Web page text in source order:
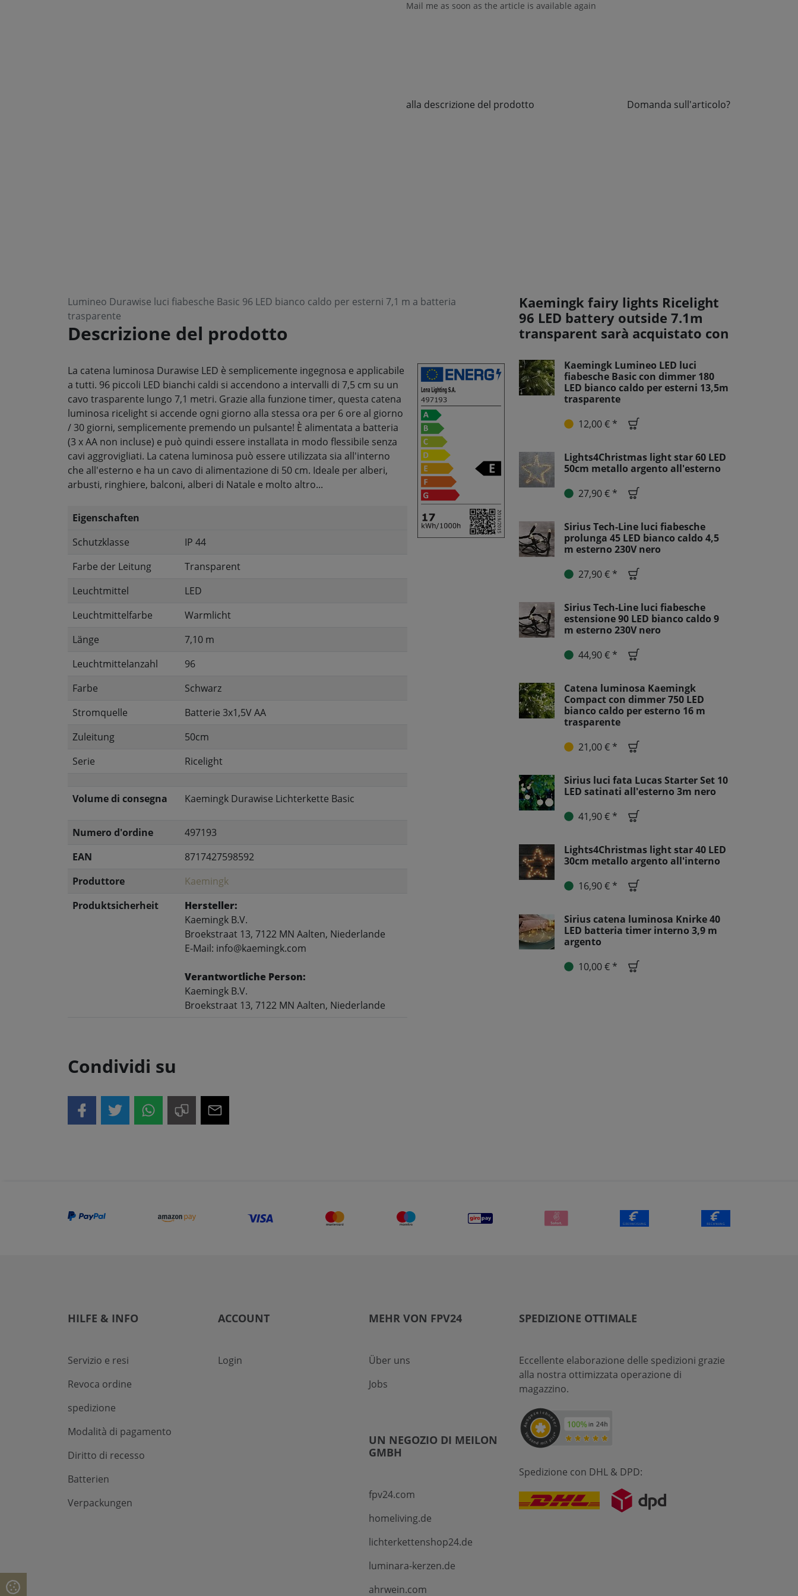
Mail me as soon as the article is available again
alla descrizione del prodotto Domanda sull'articolo?
Lumineo Durawise luci fiabesche Basic 96 LED bianco caldo per esterni 7,1 m a batteria
trasparente
Descrizione del prodotto
La catena luminosa Durawise LED è semplicemente ingegnosa e applicabile
a tutti. 96 piccoli LED bianchi caldi si accendono a intervalli di 7,5 cm su un
cavo trasparente lungo 7,1 metri. Grazie alla funzione timer, questa catena
luminosa ricelight si accende ogni giorno alla stessa ora per 6 ore al giorno
/ 30 giorni, semplicemente premendo un pulsante! È alimentata a batteria
(3 x AA non incluse) e può quindi essere installata in modo flessibile senza
cavi aggrovigliati. La catena luminosa può essere utilizzata sia all'interno
che all'esterno e ha un cavo di alimentazione di 50 cm. Ideale per alberi,
arbusti, ringhiere, balconi, alberi di Natale e molto altro...
Eigenschaften
Schutzklasse
IP 44
Farbe der Leitung
Transparent
Leuchtmittel
LED
Leuchtmittelfarbe
Warmlicht
Länge
7,10 m
Leuchtmittelanzahl
96
Farbe
Schwarz
Stromquelle
Batterie 3x1,5V AA
Zuleitung
50cm
Serie
Ricelight
Volume di consegna Kaemingk Durawise Lichterkette Basic
Numero d'ordine
497193
EAN
8717427598592
Produttore
Kaemingk
Produktsicherheit
Hersteller:
Kaemingk B.V.
Broekstraat 13, 7122 MN Aalten, Niederlande
E-Mail: info@kaemingk.com
Verantwortliche Person:
Kaemingk B.V.
Broekstraat 13, 7122 MN Aalten, Niederlande
Condividi su
Kaemingk fairy lights Ricelight
96 LED battery outside 7.1m
transparent sarà acquistato con
Kaemingk Lumineo LED luci
fiabesche Basic con dimmer 180
LED bianco caldo per esterni 13,5m
trasparente
12,00 € *
Lights4Christmas light star 60 LED
50cm metallo argento all'esterno
27,90 € *
Sirius Tech-Line luci fiabesche
prolunga 45 LED bianco caldo 4,5
m esterno 230V nero
27,90 € *
Sirius Tech-Line luci fiabesche
estensione 90 LED bianco caldo 9
m esterno 230V nero
44,90 € *
Catena luminosa Kaemingk
Compact con dimmer 750 LED
bianco caldo per esterno 16 m
trasparente
21,00 € *
Sirius luci fata Lucas Starter Set 10
LED satinati all'esterno 3m nero
41,90 € *
Lights4Christmas light star 40 LED
30cm metallo argento all'interno
16,90 € *
Sirius catena luminosa Knirke 40
LED batteria timer interno 3,9 m
argento
10,00 € *
HILFE & INFO
Servizio e resi
Revoca ordine
spedizione
Modalità di pagamento
Diritto di recesso
Batterien
Verpackungen
ACCOUNT
Login
MEHR VON FPV24
Über uns
Jobs
UN NEGOZIO DI MEILON
GMBH
fpv24.com
homeliving.de
lichterkettenshop24.de
luminara-kerzen.de
ahrwein.com
SPEDIZIONE OTTIMALE
Eccellente elaborazione delle spedizioni grazie
alla nostra ottimizzata operazione di
magazzino.
Spedizione con DHL & DPD: